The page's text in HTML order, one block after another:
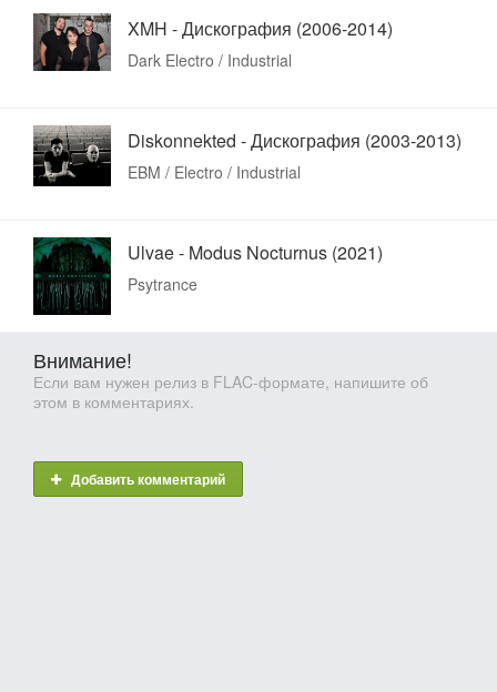
XMH - Дискография (2006-2014)
Dark Electro / Industrial
Diskonnekted - Дискография (2003-2013)
EBM / Electro / Industrial
Ulvae - Modus Nocturnus (2021)
Psytrance
Внимание!
Если вам нужен релиз в FLAC-формате, напишите об
этом в комментариях.
Добавить комментарий